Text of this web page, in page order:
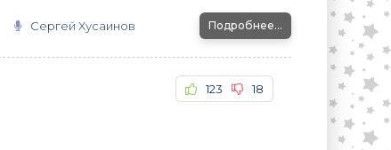
Сергей Хусаинов Подробнее...
123 18